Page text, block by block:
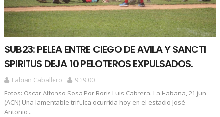
SUB23: PELEA ENTRE CIEGO DE AVILA Y SANCTI
SPIRITUS DEJA 10 PELOTEROS EXPULSADOS.
Fabian Caballero
9:39:00
Fotos: Oscar Alfonso Sosa Por Boris Luis Cabrera. La Habana, 21 jun
(ACN) Una lamentable trifulca ocurrida hoy en el estadio José
Antonio...